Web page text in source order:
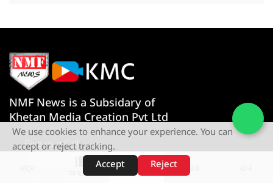
वेब स्टोरीज़
NMF News is a Subsidary of
Khetan Media Creation Pvt Ltd
Give us a Call
+91-080767 27261
Visit Our Office
We use cookies to enhance your experience. You can
accept or reject tracking.
Accept
Reject